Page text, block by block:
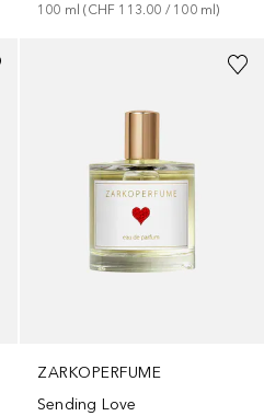
100 ml (CHF 113.00 / 100 ml)
ZARKOPERFUME
Sending Love